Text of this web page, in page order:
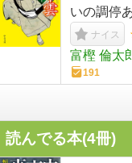
いの調停
ナイス
富樫 倫太
191
読んでる本(4冊)